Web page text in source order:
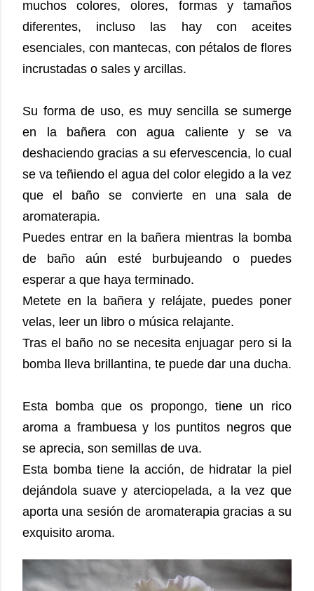
muchos colores, olores, formas y tamaños
diferentes, incluso las hay con aceites
esenciales, con mantecas, con pétalos de flores
incrustadas o sales y arcillas.
Su forma de uso, es muy sencilla se sumerge
en la bañera con agua caliente y se va
deshaciendo gracias a su efervescencia, lo cual
se va teñiendo el agua del color elegido a la vez
que el baño se convierte en una sala de
aromaterapia.
Puedes entrar en la bañera mientras la bomba
de baño aún esté burbujeando o puedes
esperar a que haya terminado.
Metete en la bañera y relájate, puedes poner
velas, leer un libro o música relajante.
Tras el baño no se necesita enjuagar pero si la
bomba lleva brillantina, te puede dar una ducha.
Esta bomba que os propongo, tiene un rico
aroma a frambuesa y los puntitos negros que
se aprecia, son semillas de uva.
Esta bomba tiene la acción, de hidratar la piel
dejándola suave y aterciopelada, a la vez que
aporta una sesión de aromaterapia gracias a su
exquisito aroma.